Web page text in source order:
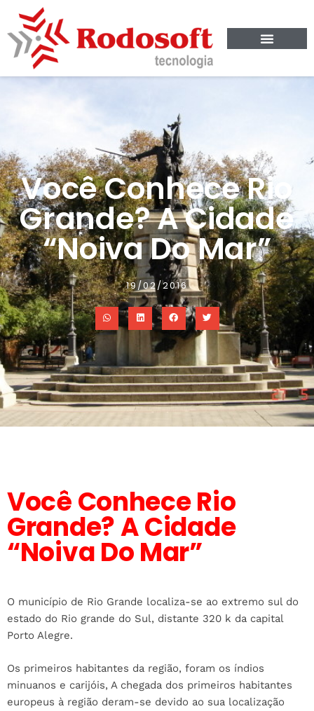
Você Conhece Rio
Grande? A Cidade
“Noiva Do Mar”
19/02/2016
Você Conhece Rio
Grande? A Cidade
“Noiva Do Mar”
O município de Rio Grande localiza-se ao extremo sul do
estado do Rio grande do Sul, distante 320 k da capital
Porto Alegre.
Os primeiros habitantes da região, foram os índios
minuanos e carijóis, A chegada dos primeiros habitantes
europeus à região deram-se devido ao sua localização